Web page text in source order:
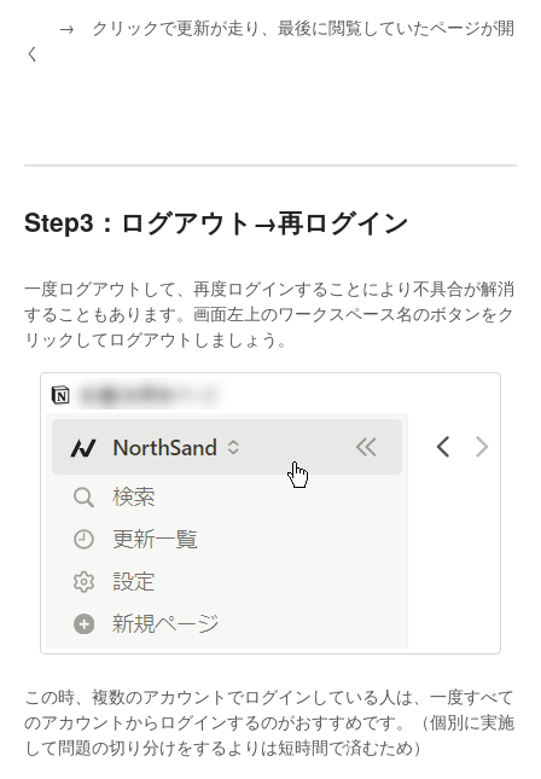
→ クリックで更新が走り、最後に閲覧していたページが開
く
Step3：ログアウト→再ログイン
一度ログアウトして、再度ログインすることにより不具合が解消
することもあります。画面左上のワークスペース名のボタンをク
リックしてログアウトしましょう。
この時、複数のアカウントでログインしている人は、一度すべて
のアカウントからログインするのがおすすめです。（個別に実施
して問題の切り分けをするよりは短時間で済むため）